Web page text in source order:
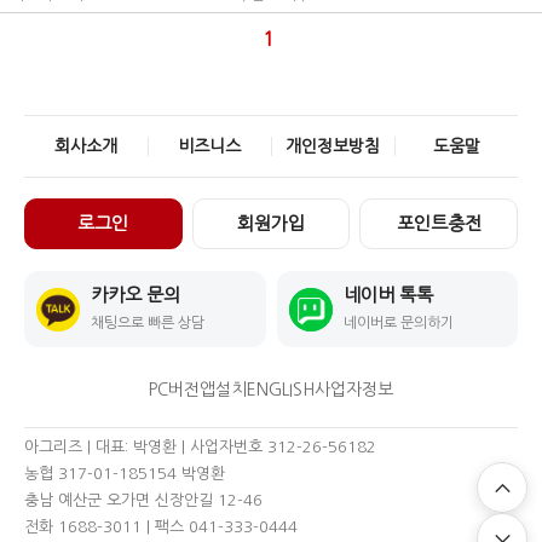
1
회사소개 비즈니스 개인정보방침 도움말
로그인 회원가입 포인트충전
카카오 문의
채팅으로 빠른 상담
네이버 톡톡
네이버로 문의하기
PC버전 앱설치 ENGLISH사업자정보
아그리즈 | 대표: 박영환 | 사업자번호 312-26-56182
농협 317-01-185154 박영환
충남 예산군 오가면 신장안길 12-46
전화 1688-3011
| 팩스 041-333-0444